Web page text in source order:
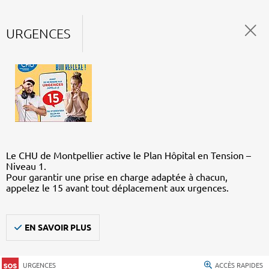
URGENCES
Le CHU de Montpellier active le Plan Hôpital en Tension –
Niveau 1.
Pour garantir une prise en charge adaptée à chacun,
appelez le 15 avant tout déplacement aux urgences.
EN SAVOIR PLUS
URGENCES ACCÈS RAPIDES